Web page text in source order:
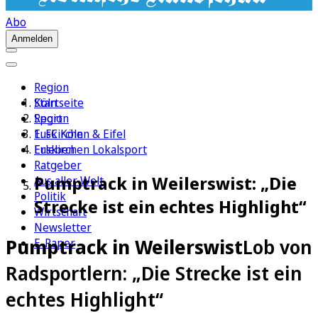
Abo
Anmelden
Region
Köln
Sport
1. FC Köln
Erleben
Ratgeber
Aus aller Welt
Politik
Wirtschaft
Newsletter
E-Paper
Startseite
Region
Euskirchen & Eifel
Euskirchen Lokalsport
Pumptrack in Weilerswist: „Die
Strecke ist ein echtes Highlight“
Pumptrack in WeilerswistLob von
Radsportlern: „Die Strecke ist ein
echtes Highlight“